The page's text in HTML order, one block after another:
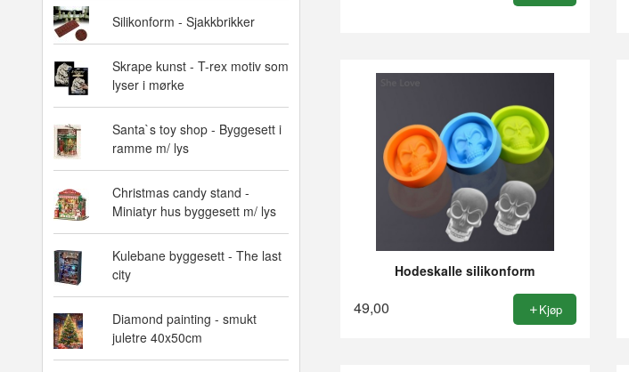
Silikonform - Sjakkbrikker
Skrape kunst - T-rex motiv som
lyser i mørke
Santa`s toy shop - Byggesett i
ramme m/ lys
Christmas candy stand -
Miniatyr hus byggesett m/ lys
Kulebane byggesett - The last
city
Diamond painting - smukt
juletre 40x50cm
Hodeskalle silikonform
49,00 Kjøp